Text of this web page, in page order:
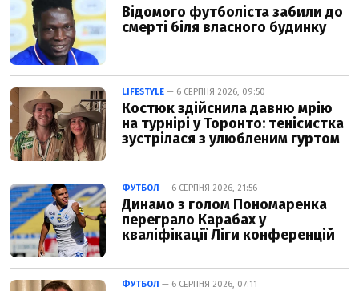
Відомого футболіста забили до
смерті біля власного будинку
LIFESTYLE — 6 СЕРПНЯ 2026, 09:50
Костюк здійснила давню мрію
на турнірі у Торонто: тенісистка
зустрілася з улюбленим гуртом
ФУТБОЛ — 6 СЕРПНЯ 2026, 21:56
Динамо з голом Пономаренка
переграло Карабах у
кваліфікації Ліги конференцій
ФУТБОЛ — 6 СЕРПНЯ 2026, 07:11